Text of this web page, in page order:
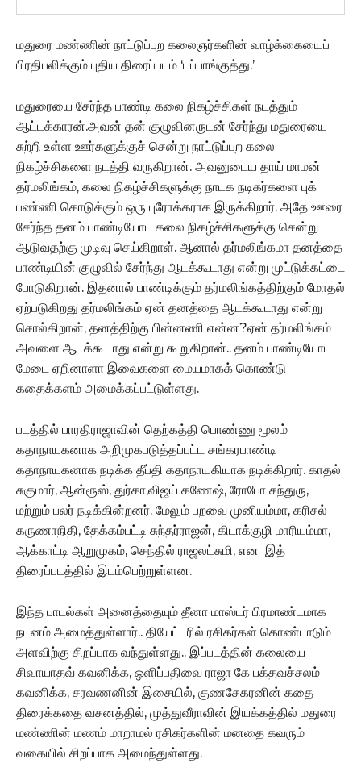
மதுரை மண்ணின் நாட்டுப்புற கலைஞர்களின் வாழ்க்கையைப்
பிரதிபலிக்கும் புதிய திரைப்படம் ‘டப்பாங்குத்து.’
மதுரையை சேர்ந்த பாண்டி கலை நிகழ்ச்சிகள் நடத்தும்
ஆட்டக்காரன்.அவன் தன் குழுவினருடன் சேர்ந்து மதுரையை
சுற்றி உள்ள ஊர்களுக்குச் சென்று நாட்டுப்புற கலை
நிகழ்ச்சிகளை நடத்தி வருகிறான். அவனுடைய தாய் மாமன்
தர்மலிங்கம், கலை நிகழ்ச்சிகளுக்கு நாடக நடிகர்களை புக்
பண்ணி கொடுக்கும் ஒரு புரோக்கராக இருக்கிறார். அதே ஊரை
சேர்ந்த தனம் பாண்டியோட கலை நிகழ்ச்சிகளுக்கு சென்று
ஆடுவதற்கு முடிவு செய்கிறாள். ஆனால் தர்மலிங்கமா தனத்தை
பாண்டியின் குழுவில் சேர்ந்து ஆடக்கூடாது என்று முட்டுக்கட்டை
போடுகிறான். இதனால் பாண்டிக்கும் தர்மலிங்கத்திற்கும் மோதல்
ஏற்படுகிறது தர்மலிங்கம் ஏன் தனத்தை ஆடக்கூடாது என்று
சொல்கிறான், தனத்திற்கு பின்னணி என்ன?ஏன் தர்மலிங்கம்
அவளை ஆடக்கூடாது என்று கூறுகிறான்.. தனம் பாண்டியோட
மேடை ஏறினாளா இவைகளை மையமாகக் கொண்டு
கதைக்களம் அமைக்கப்பட்டுள்ளது.
படத்தில் பாரதிராஜாவின் தெற்கத்தி பொண்ணு மூலம்
கதாநாயகனாக அறிமுகபடுத்தப்பட்ட சங்கரபாண்டி
கதாநாயகனாக நடிக்க தீப்தி கதாநாயகியாக நடிக்கிறார். காதல்
சுகுமார், ஆன்ரூஸ், துர்கா,விஜய் கணேஷ், ரோபோ சந்துரு,
மற்றும் பலர் நடிக்கின்றனர். மேலும் பறவை முனியம்மா, கரிசல்
கருணாநிதி, தேக்கம்பட்டி சுந்தர்ராஜன், கிடாக்குழி மாரியம்மா,
ஆக்காட்டி ஆறுமுகம், செந்தில் ராஜலட்சுமி, என இத்
திரைப்படத்தில் இடம்பெற்றுள்ளன.
இந்த பாடல்கள் அனைத்தையும் தீனா மாஸ்டர் பிரமாண்டமாக
நடனம் அமைத்துள்ளார்.. தியேட்டரில் ரசிகர்கள் கொண்டாடும்
அளவிற்கு சிறப்பாக வந்துள்ளது.. இப்படத்தின் கலையை
சிவாயாதவ் கவனிக்க, ஒளிப்பதிவை ராஜா கே பக்தவச்சலம்
கவனிக்க, சரவணனின் இசையில், குணசேகரனின் கதை
திரைக்கதை வசனத்தில், முத்துவீராவின் இயக்கத்தில் மதுரை
மண்ணின் மணம் மாறாமல் ரசிகர்களின் மனதை கவரும்
வகையில் சிறப்பாக அமைந்துள்ளது.